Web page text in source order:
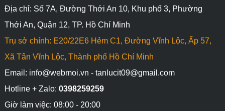
Địa chỉ: Số 7A, Đường Thới An 10, Khu phố 3, Phường
Thới An, Quận 12, TP. Hồ Chí Minh
Trụ sở chính: E20/22E6 Hẻm C1, Đường Vĩnh Lộc, Ấp 57,
Xã Tân Vĩnh Lộc, Thành phố Hồ Chí Minh
Email: info@webmoi.vn - tanlucit09@gmail.com
Hotline + Zalo: 0398259259
Giờ làm việc: 08:00 - 20:00